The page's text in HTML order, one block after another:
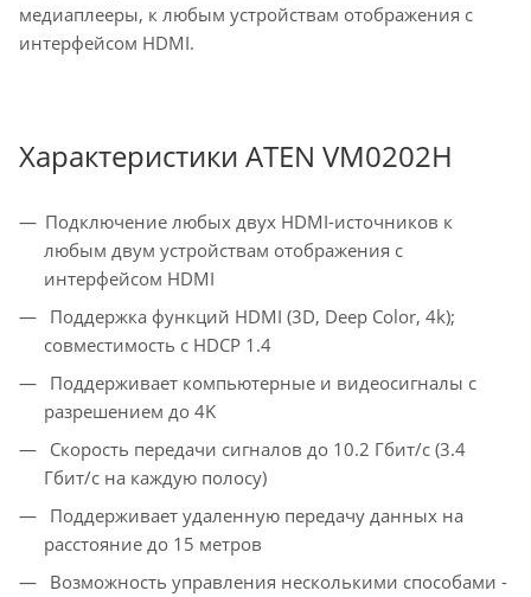
медиаплееры, к любым устройствам отображения с
интерфейсом HDMI.
Характеристики ATEN VM0202H
Подключение любых двух HDMI-источников к
любым двум устройствам отображения с
интерфейсом HDMI
Поддержка функций HDMI (3D, Deep Color, 4k);
совместимость с HDCP 1.4
Поддерживает компьютерные и видеосигналы с
разрешением до 4K
Скорость передачи сигналов до 10.2 Гбит/с (3.4
Гбит/с на каждую полосу)
Поддерживает удаленную передачу данных на
расстояние до 15 метров
Возможность управления несколькими способами -